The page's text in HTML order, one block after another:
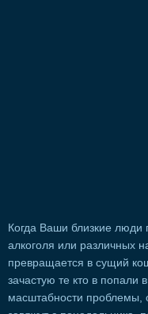
Когда Ваши близкие люди
алкоголя или различных
превращается в сущий
зачастую те кто в попали
масштабности проблемы,